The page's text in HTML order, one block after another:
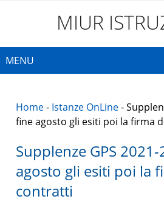
MIUR
MENU
Home- Istanze OnLine-
fine agosto gli esiti poi la firma
Supplenze GPS
agosto gli esiti poi la
contratti